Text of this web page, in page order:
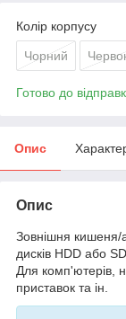
Колір корпусу
Чорний
Готово до
Опис
Опис
Зовнішня кишеня/
дисків HDD або
Для комп'ютерів,
приставок та ін.